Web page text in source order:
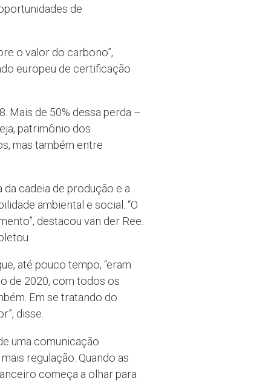
de
o valor do carbono”,
europeu de certificação
Mais de 50% dessa perda –
patrimônio dos
mas também entre
cadeia de produção e a
ambiental e social. “O
destacou van der Ree.
até pouco tempo, “eram
de 2020, com todos os
Em se tratando do
disse.
uma comunicação
regulação. Quando as
começa a olhar para